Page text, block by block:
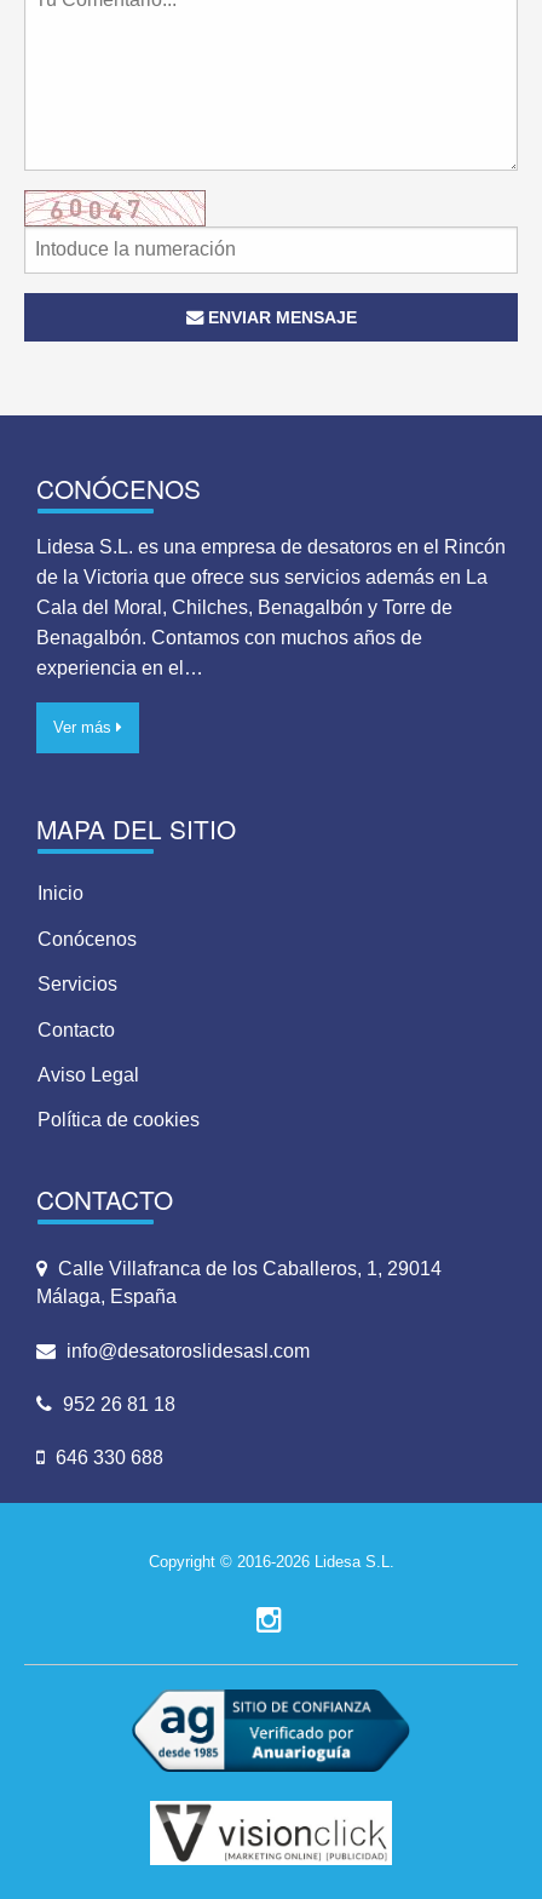
ENVIAR MENSAJE
CONÓCENOS
Lidesa S.L. es una empresa de desatoros en el Rincón
de la Victoria que ofrece sus servicios además en La
Cala del Moral, Chilches, Benagalbón y Torre de
Benagalbón. Contamos con muchos años de
experiencia en el…
Ver más
MAPA DEL SITIO
Inicio
Conócenos
Servicios
Contacto
Aviso Legal
Política de cookies
CONTACTO
Calle Villafranca de los Caballeros, 1, 29014
Málaga, España
info@desatoroslidesasl.com
952 26 81 18
646 330 688
Copyright © 2016-2026 Lidesa S.L.